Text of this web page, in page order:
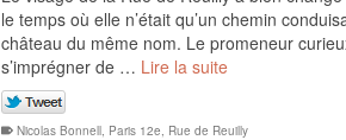
le temps où elle n’était qu’un chemin
château du même nom. Le promeneur
s’imprégner de … Lire la suite
Nicolas Bonnell, Paris 12e, Rue de Reuilly